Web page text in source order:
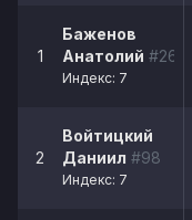
1
Баженов
Анатолий #26
Индекс: 7
2
Войтицкий
Даниил #98
Индекс: 7